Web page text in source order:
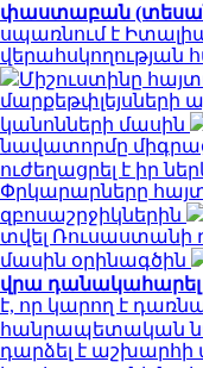
փաստաբան
սպառնում է
Միշուստինը
կանոնների մասին
նավատորմը
ուժեղացրել է իր
Փրկարարները
զբոսաշրջիկներին
տվել Ռուսաստանի
մասին օրինագծին
վրա դանակահարել
է, որ կարող է
հանրապետական
դարձել է